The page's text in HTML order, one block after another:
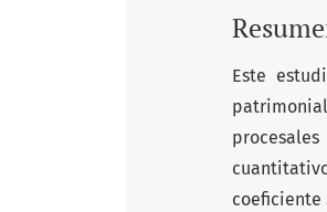
Este
coeficiente